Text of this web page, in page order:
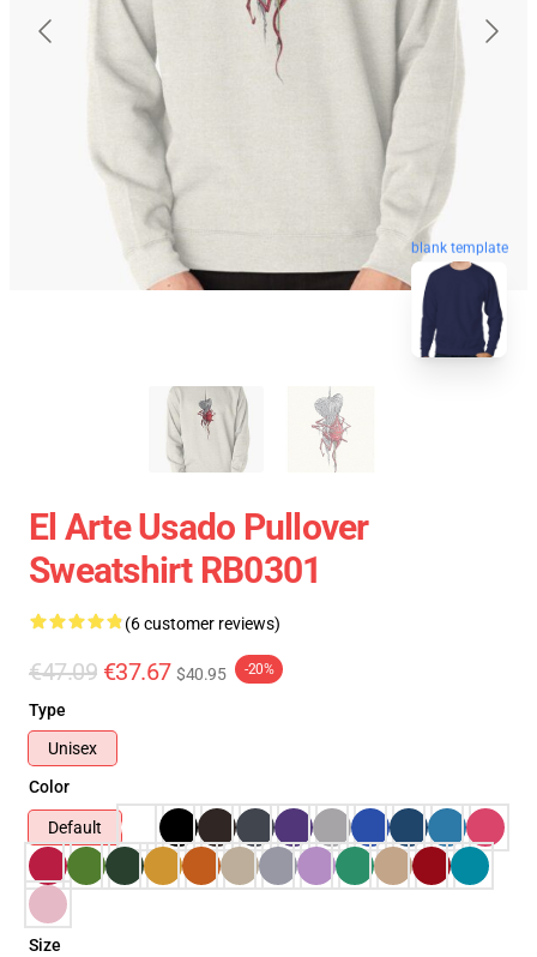
blank template
El Arte Usado Pullover
Sweatshirt RB0301
(6 customer reviews)
€47.09 €37.67 $40.95 -20%
Type
Unisex
Color
Default
Size